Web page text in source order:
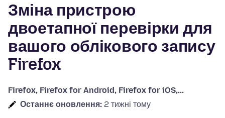
Зміна пристрою
двоетапної перевірки для
вашого облікового запису
Firefox
Firefox, Firefox for Android, Firefox for iOS,...
Останнє оновлення: 2 тижні тому